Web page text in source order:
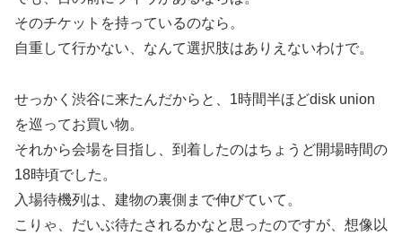
そのチケットを持っているのなら。
自重して行かない、なんて選択肢はありえないわけで。
せっかく渋谷に来たんだからと、1時間半ほどdisk union
を巡ってお買い物。
それから会場を目指し、到着したのはちょうど開場時間の
18時頃でした。
入場待機列は、建物の裏側まで伸びていて。
こりゃ、だいぶ待たされるかなと思ったのですが、想像以